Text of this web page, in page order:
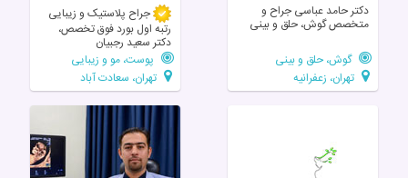
دکتر حامد عباسی جراح و
متخصص گوش، حلق و بینی
گوش، حلق و بینی
تهران، زعفرانیه
جراح پلاستیک و زیبایی
رتبه اول بورد فوق تخصص،
دکتر سعید رجبیان
پوست، مو و زیبایی
تهران، سعادت آباد